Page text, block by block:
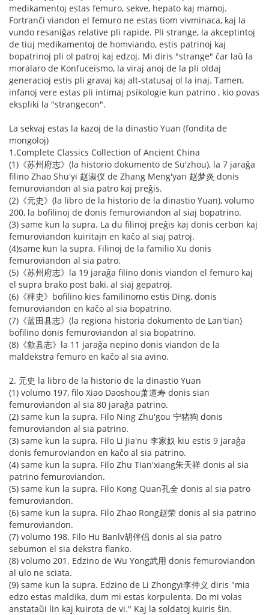
medikamentoj estas femuro, sekve, hepato kaj mamoj.
Fortranĉi viandon el femuro ne estas tiom vivminaca, kaj la
vundo resaniĝas relative pli rapide. Pli strange, la akceptintoj
de tiuj medikamentoj de homviando, estis patrinoj kaj
bopatrinoj pli ol patroj kaj edzoj. Mi diris "strange" ĉar laŭ la
moralaro de Konfuceismo, la viraj anoj de la pli oldaj
generacioj estis pli gravaj kaj alt-statusaj ol la inaj. Tamen,
infanoj vere estas pli intimaj psikologie kun patrino , kio povas
ekspliki la "strangecon".
La sekvaj estas la kazoj de la dinastio Yuan (fondita de
mongoloj)
1.Complete Classics Collection of Ancient China
(1)《苏州府志》(la historio dokumento de Su'zhou), la 7 jaraĝa
filino Zhao Shu'yi 赵淑仪 de Zhang Meng'yan 赵梦炎 donis
femuroviandon al sia patro kaj preĝis.
(2)《元史》(la libro de la historio de la dinastio Yuan), volumo
200, la bofilinoj de donis femuroviandon al siaj bopatrino.
(3) same kun la supra. La du filinoj preĝis kaj donis cerbon kaj
femuroviandon kuiritajn en kaĉo al siaj patroj.
(4)same kun la supra. Filinoj de la familio Xu donis
femuroviandon al sia patro.
(5)《苏州府志》la 19 jaraĝa filino donis viandon el femuro kaj
el supra brako post baki, al siaj gepatroj.
(6)《稗史》bofilino kies familinomo estis Ding, donis
femuroviandon en kaĉo al sia bopatrino.
(7)《蓝田县志》(la regiona historia dokumento de Lan'tian)
bofilino donis femuroviandon al sia bopatrino.
(8)《歙县志》la 11 jaraĝa nepino donis viandon de la
maldekstra femuro en kaĉo al sia avino.
2. 元史 la libro de la historio de la dinastio Yuan
(1) volumo 197, filo Xiao Daoshou萧道寿 donis sian
femuroviandon al sia 80 jaraĝa patrino.
(2) same kun la supra. Filo Ning Zhu'gou 宁猪狗 donis
femuroviandon al sia patrino.
(3) same kun la supra. Filo Li Jia'nu 李家奴 kiu estis 9 jaraĝa
donis femuroviandon en kaĉo al sia patrino.
(4) same kun la supra. Filo Zhu Tian'xiang朱天祥 donis al sia
patrino femuroviandon.
(5) same kun la supra. Filo Kong Quan孔全 donis al sia patro
femuroviandon.
(6) same kun la supra. Filo Zhao Rong赵荣 donis al sia patrino
femuroviandon.
(7) volumo 198. Filo Hu Banlv胡伴侣 donis al sia patro
sebumon el sia dekstra flanko.
(8) volumo 201. Edzino de Wu Yong武用 donis femuroviandon
al ulo ne sciata.
(9) same kun la supra. Edzino de Li Zhongyi李仲义 diris "mia
edzo estas maldika, dum mi estas korpulenta. Do mi volas
anstataŭi lin kaj kuirota de vi." Kaj la soldatoj kuiris ŝin.